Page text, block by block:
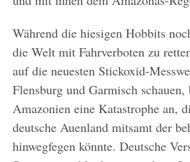
Während die hiesigen Hobbits
die Welt mit Fahrverboten zu
auf die neuesten Stickoxid-
Flensburg und Garmisch
Amazonien eine Katastrophe an,
deutsche Auenland mitsamt der
hinwegfegen könnte. Deutsche